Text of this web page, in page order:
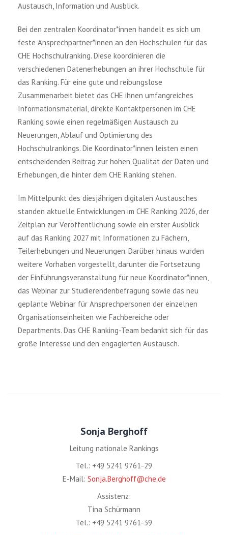
Austausch, Information und Ausblick.
Bei den zentralen Koordinator*innen handelt es sich um
feste Ansprechpartner*innen an den Hochschulen für das
CHE Hochschulranking. Diese koordinieren die
verschiedenen Datenerhebungen an ihrer Hochschule für
das Ranking. Für eine gute und reibungslose
Zusammenarbeit bietet das CHE ihnen umfangreiches
Informationsmaterial, direkte Kontaktpersonen im CHE
Ranking sowie einen regelmäßigen Austausch zu
Neuerungen, Ablauf und Optimierung des
Hochschulrankings. Die Koordinator*innen leisten einen
entscheidenden Beitrag zur hohen Qualität der Daten und
Erhebungen, die hinter dem CHE Ranking stehen.
Im Mittelpunkt des diesjährigen digitalen Austausches
standen aktuelle Entwicklungen im CHE Ranking 2026, der
Zeitplan zur Veröffentlichung sowie ein erster Ausblick
auf das Ranking 2027 mit Informationen zu Fächern,
Teilerhebungen und Neuerungen. Darüber hinaus wurden
weitere Vorhaben vorgestellt, darunter die Fortsetzung
der Einführungsveranstaltung für neue Koordinator*innen,
das Webinar zur Studierendenbefragung sowie das neu
geplante Webinar für Ansprechpersonen der einzelnen
Organisationseinheiten wie Fachbereiche oder
Departments. Das CHE Ranking-Team bedankt sich für das
große Interesse und den engagierten Austausch.
Sonja Berghoff
Leitung nationale Rankings
Tel.: +49 5241 9761-29
E-Mail: Sonja.Berghoff@che.de
Assistenz:
Tina Schürmann
Tel.: +49 5241 9761-39